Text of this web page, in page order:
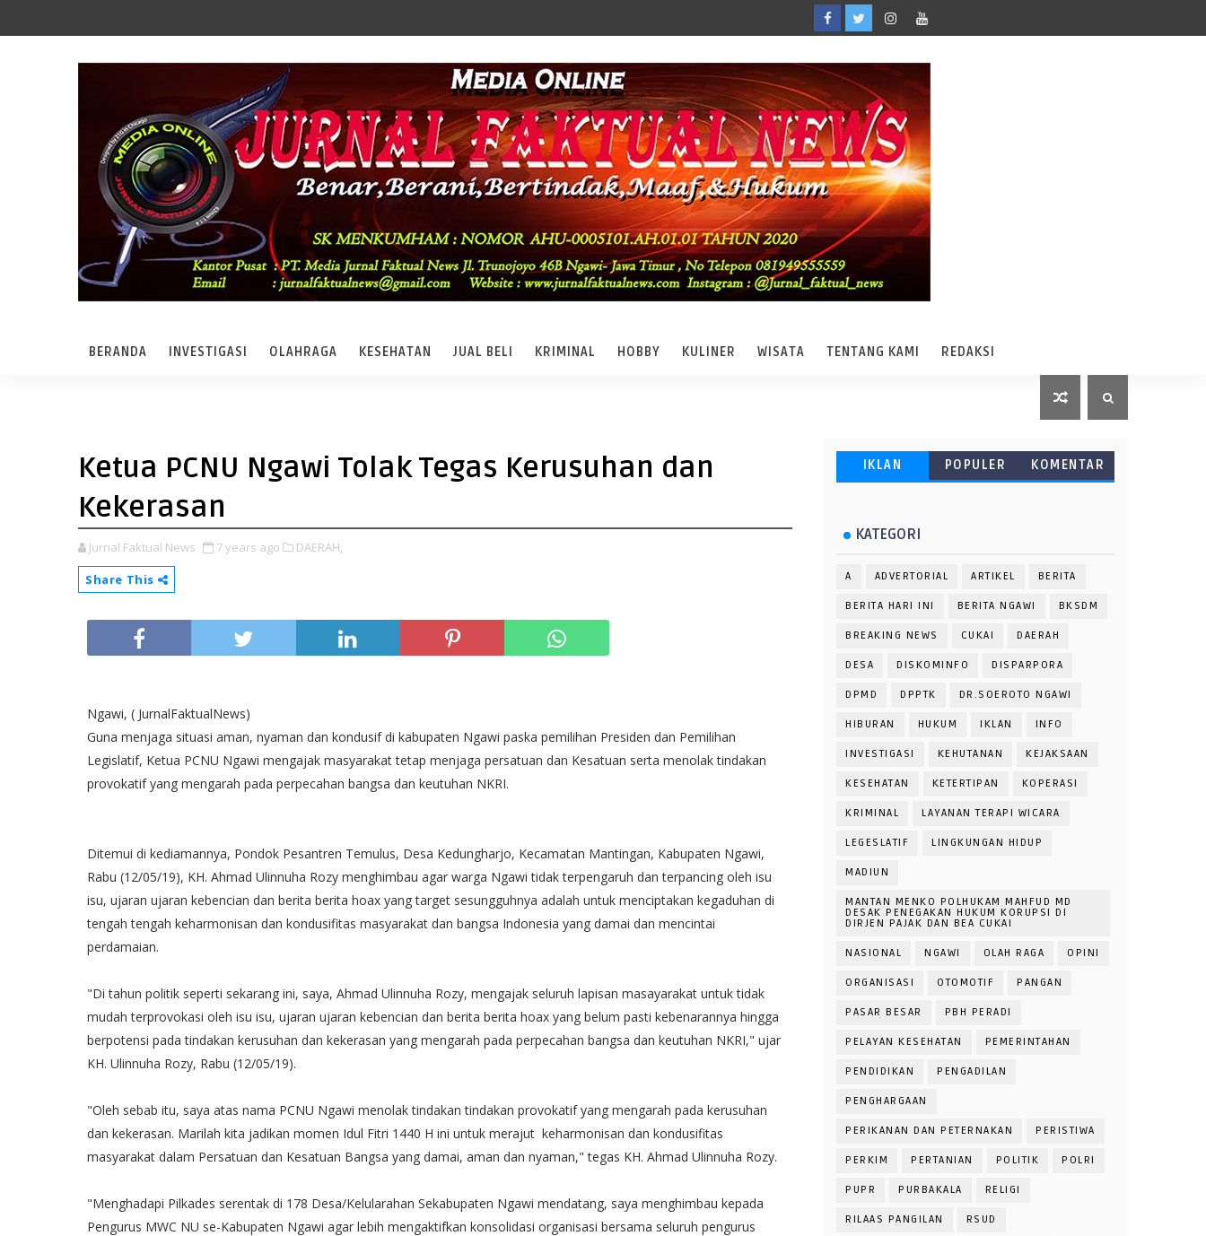
BERANDA INVESTIGASI OLAHRAGA KESEHATAN JUAL BELI KRIMINAL HOBBY KULINER WISATA TENTANG KAMI REDAKSI
Ketua PCNU Ngawi Tolak Tegas Kerusuhan dan
Kekerasan
Jurnal Faktual News 7 years ago
DAERAH,
Share This
Ngawi, ( JurnalFaktualNews)
Guna menjaga situasi aman, nyaman dan kondusif di kabupaten Ngawi paska pemilihan Presiden dan Pemilihan
Legislatif, Ketua PCNU Ngawi mengajak masyarakat tetap menjaga persatuan dan Kesatuan serta menolak tindakan
provokatif yang mengarah pada perpecahan bangsa dan keutuhan NKRI.
Ditemui di kediamannya, Pondok Pesantren Temulus, Desa Kedungharjo, Kecamatan Mantingan, Kabupaten Ngawi,
Rabu (12/05/19), KH. Ahmad Ulinnuha Rozy menghimbau agar warga Ngawi tidak terpengaruh dan terpancing oleh isu
isu, ujaran ujaran kebencian dan berita berita hoax yang target sesungguhnya adalah untuk menciptakan kegaduhan di
tengah tengah keharmonisan dan kondusifitas masyarakat dan bangsa Indonesia yang damai dan mencintai
perdamaian.
"Di tahun politik seperti sekarang ini, saya, Ahmad Ulinnuha Rozy, mengajak seluruh lapisan masayarakat untuk tidak
mudah terprovokasi oleh isu isu, ujaran ujaran kebencian dan berita berita hoax yang belum pasti kebenarannya hingga
berpotensi pada tindakan kerusuhan dan kekerasan yang mengarah pada perpecahan bangsa dan keutuhan NKRI," ujar
KH. Ulinnuha Rozy, Rabu (12/05/19).
"Oleh sebab itu, saya atas nama PCNU Ngawi menolak tindakan tindakan provokatif yang mengarah pada kerusuhan
dan kekerasan. Marilah kita jadikan momen Idul Fitri 1440 H ini untuk merajut keharmonisan dan kondusifitas
masyarakat dalam Persatuan dan Kesatuan Bangsa yang damai, aman dan nyaman," tegas KH. Ahmad Ulinnuha Rozy.
"Menghadapi Pilkades serentak di 178 Desa/Kelularahan Sekabupaten Ngawi mendatang, saya menghimbau kepada
Pengurus MWC NU se-Kabupaten Ngawi agar lebih mengaktifkan konsolidasi organisasi bersama seluruh pengurus
IKLAN POPULER KOMENTAR
KATEGORI
A ADVERTORIAL ARTIKEL BERITA
BERITA HARI INI BERITA NGAWI BKSDM
BREAKING NEWS CUKAI DAERAH
DESA DISKOMINFO DISPARPORA
DPMD DPPTK DR.SOEROTO NGAWI
HIBURAN HUKUM IKLAN INFO
INVESTIGASI KEHUTANAN KEJAKSAAN
KESEHATAN KETERTIPAN KOPERASI
KRIMINAL LAYANAN TERAPI WICARA
LEGESLATIF LINGKUNGAN HIDUP
MADIUN
MANTAN MENKO POLHUKAM MAHFUD MD
DESAK PENEGAKAN HUKUM KORUPSI DI
DIRJEN PAJAK DAN BEA CUKAI
NASIONAL NGAWI OLAH RAGA OPINI
ORGANISASI OTOMOTIF PANGAN
PASAR BESAR PBH PERADI
PELAYAN KESEHATAN PEMERINTAHAN
PENDIDIKAN PENGADILAN
PENGHARGAAN
PERIKANAN DAN PETERNAKAN PERISTIWA
PERKIM PERTANIAN POLITIK POLRI
PUPR PURBAKALA RELIGI
RILAAS PANGILAN RSUD